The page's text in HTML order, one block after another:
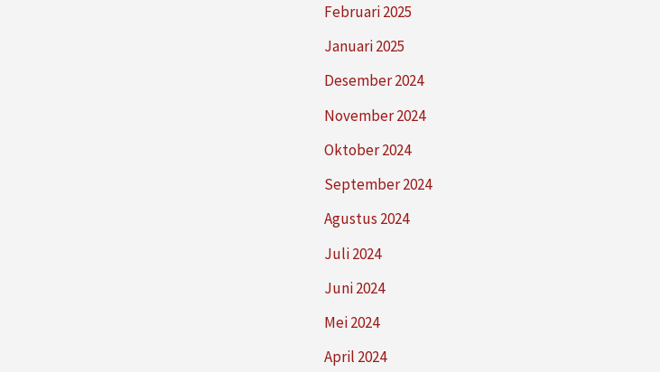
Februari 2025
Januari 2025
Desember 2024
November 2024
Oktober 2024
September 2024
Agustus 2024
Juli 2024
Juni 2024
Mei 2024
April 2024